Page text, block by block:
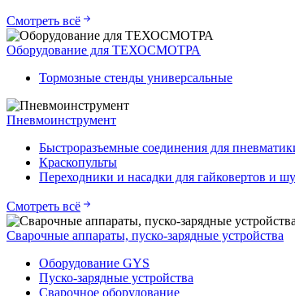
Смотреть всё
Оборудование для ТЕХОСМОТРА
Тормозные стенды универсальные
Пневмоинструмент
Быстроразъемные соединения для
Краскопульты
Переходники и насадки для гайковертов и
Смотреть всё
Сварочные аппараты, пуско-зарядные устройства
Оборудование GYS
Пуско-зарядные устройства
Сварочное оборудование